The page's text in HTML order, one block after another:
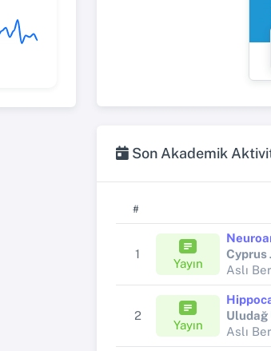
Son Akademik
#
1
Yayın
Cyprus
Aslı
2
Yayın
Uludağ
Aslı